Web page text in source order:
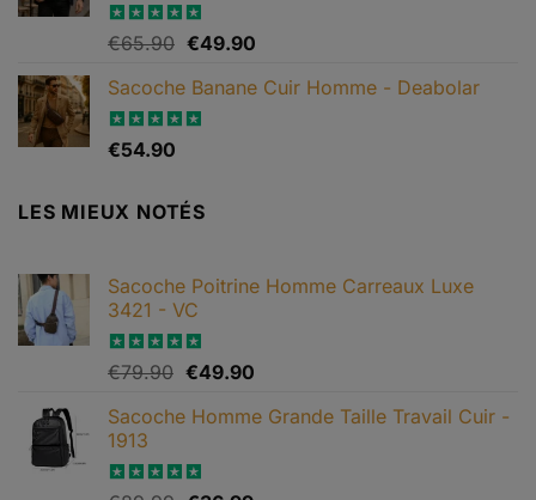
€79.99.
Note4.82
€65.90 Le
initial
était :
€49.90Le
actuel
Sacoche Banane Cuir Homme - Deabolar
Note4.79
€54.90
LES MIEUX NOTÉS
Sacoche Poitrine Homme Carreaux Luxe
3421 - VC
Note5.00
€79.90 Le
initial
€79.90.
€49.90Le
actuel
Sacoche Homme Grande Taille Travail Cuir -
1913